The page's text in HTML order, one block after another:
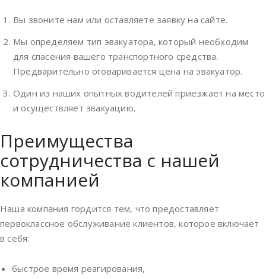
Вы звоните нам или оставляете заявку на сайте.
Мы определяем тип эвакуатора, который необходим
для спасения вашего транспортного средства.
Предварительно оговаривается цена на эвакуатор.
Один из наших опытных водителей приезжает на место
и осуществляет эвакуацию.
Преимущества
сотрудничества с нашей
компанией
Наша компания гордится тем, что предоставляет
первоклассное обслуживание клиентов, которое включает
в себя:
быстрое время реагирования,